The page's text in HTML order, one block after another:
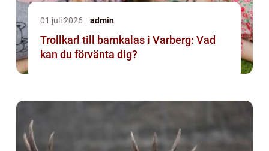
01 juli 2026 admin
Trollkarl till barnkalas i Varberg: Vad
kan du förvänta dig?